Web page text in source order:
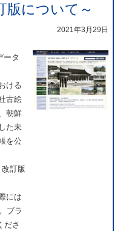
版について～
2021年3月29日
ータ
ける
古絵
朝鮮
た未
を公
訂版
には
ブラ
ださ